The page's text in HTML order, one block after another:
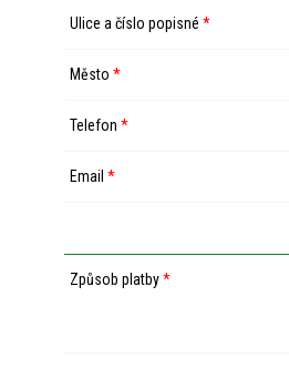
Ulice a číslo popisné *
Město *
Telefon *
Email *
Způsob platby*